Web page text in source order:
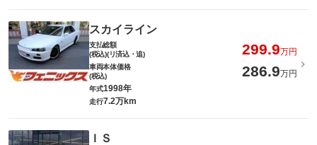
スカイライン
支払総額
(税込)(リ済込・追)
299.9万円
車両本体価格
(税込)
286.9万円
年式1998年
走行7.2万km
ＩＳ